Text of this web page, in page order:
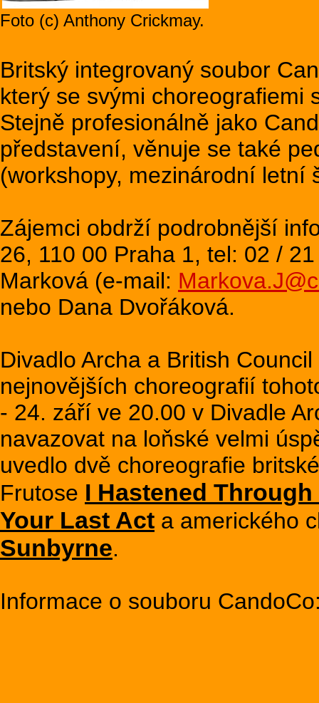
Foto (c) Anthony Crickmay.
Britský integrovaný soubor
který se svými choreografiemi
Stejně profesionálně jako
představení, věnuje se také
(workshopy, mezinárodní letní
Zájemci obdrží podrobnější
26, 110 00 Praha 1, tel: 02 /
Marková (e-mail:
nebo Dana Dvořáková.
Divadlo Archa a British
nejnovějších choreografií
- 24. září ve 20.00 v Divadle
navazovat na loňské velmi
uvedlo dvě choreografie
Frutose I Hastened
Your Last Act a amerického
Sunbyrne.
Informace o souboru